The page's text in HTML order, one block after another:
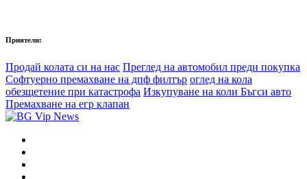
Приятели:
Продай колата си на нас Преглед на автомобил преди покупка
Софтуерно премахване на дпф филтър оглед на кола
обезщетение при катастрофа Изкупуване на коли Бъгси авто
Премахване на егр клапан